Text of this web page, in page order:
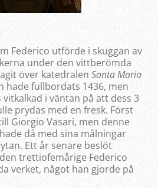
Federico utförde i skuggan av
under den vittberömda
över katedralen Santa Maria
hade fullbordats 1436, men
i väntan på att dess 3
prydas med en fresk. Först
Giorgio Vasari, men denne
då med sina målningar
Ett år senare beslöt
trettiofemårige Federico
verket, något han gjorde på